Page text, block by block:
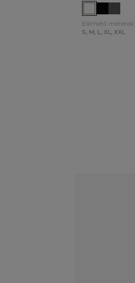
Elérhető méretek:
S, M, L, XL, XXL